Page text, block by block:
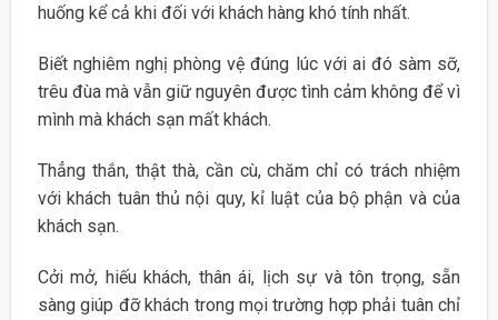
huống kể cả khi đối với khách hàng khó tính nhất.
Biết nghiêm nghị phòng vệ đúng lúc với ai đó sàm sỡ,
trêu đùa mà vẫn giữ nguyên được tình cảm không để vì
mình mà khách sạn mất khách.
Thẳng thắn, thật thà, cần cù, chăm chỉ có trách nhiệm
với khách tuân thủ nội quy, kỉ luật của bộ phận và của
khách sạn.
Cởi mở, hiếu khách, thân ái, lịch sự và tôn trọng, sẵn
sàng giúp đỡ khách trong mọi trường hợp phải tuân chỉ